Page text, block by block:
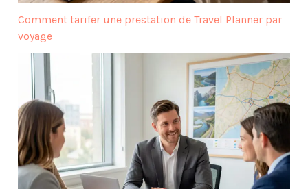
Comment tarifer une prestation de Travel Planner par
voyage